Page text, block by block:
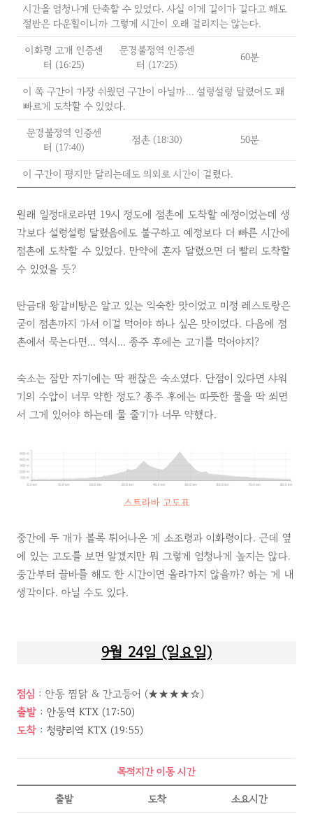
시간을 엄청나게 단축할 수 있었다. 사실 이게 길이가 길다고 해도
절반은 다운힐이니까 그렇게 시간이 오래 걸리지는 않는다.
이화령 고개 인증센
터 (16:25)
문경불정역 인증센
터 (17:25)
60분
이 쪽 구간이 가장 쉬웠던 구간이 아닐까... 설렁설렁 달렸어도 꽤
빠르게 도착할 수 있었다.
문경불정역 인증센
터 (17:40)
점촌 (18:30) 50분
이 구간이 평지만 달리는데도 의외로 시간이 걸렸다.
원래 일정대로라면 19시 정도에 점촌에 도착할 예정이었는데 생
각보다 설렁설렁 달렸음에도 불구하고 예정보다 더 빠른 시간에
점촌에 도착할 수 있었다. 만약에 혼자 달렸으면 더 빨리 도착할
수 있었을 듯?
탄금대 왕갈비탕은 알고 있는 익숙한 맛이었고 미정 레스토랑은
굳이 점촌까지 가서 이걸 먹어야 하나 싶은 맛이었다. 다음에 점
촌에서 묵는다면... 역시... 종주 후에는 고기를 먹어야지?
숙소는 잠만 자기에는 딱 괜찮은 숙소였다. 단점이 있다면 샤워
기의 수압이 너무 약한 정도? 종주 후에는 따뜻한 물을 딱 쐬면
서 그게 있어야 하는데 물 줄기가 너무 약했다.
스트라바 고도표
중간에 두 개가 볼록 튀어나온 게 소조령과 이화령이다. 근데 옆
에 있는 고도를 보면 알겠지만 뭐 그렇게 엄청나게 높지는 않다.
중간부터 끌바를 해도 한 시간이면 올라가지 않을까? 하는 게 내
생각이다. 아닐 수도 있다.
9월 24일 (일요일)
점심 : 안동 찜닭 & 간고등어 (★★★★☆)
출발 : 안동역 KTX (17:50)
도착 : 청량리역 KTX (19:55)
목적지간 이동 시간
출발 도착 소요시간